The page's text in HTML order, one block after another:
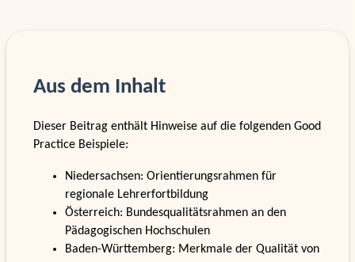
Aus dem Inhalt
Dieser Beitrag enthält Hinweise auf die folgenden Good
Practice Beispiele:
Niedersachsen: Orientierungsrahmen für
regionale Lehrerfortbildung
Österreich: Bundesqualitätsrahmen an den
Pädagogischen Hochschulen
Baden-Württemberg: Merkmale der Qualität von